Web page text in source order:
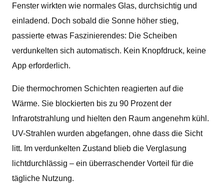
Fenster wirkten wie normales Glas, durchsichtig und
einladend. Doch sobald die Sonne höher stieg,
passierte etwas Faszinierendes: Die Scheiben
verdunkelten sich automatisch. Kein Knopfdruck, keine
App erforderlich.
Die thermochromen Schichten reagierten auf die
Wärme. Sie blockierten bis zu 90 Prozent der
Infrarotstrahlung und hielten den Raum angenehm kühl.
UV-Strahlen wurden abgefangen, ohne dass die Sicht
litt. Im verdunkelten Zustand blieb die Verglasung
lichtdurchlässig – ein überraschender Vorteil für die
tägliche Nutzung.